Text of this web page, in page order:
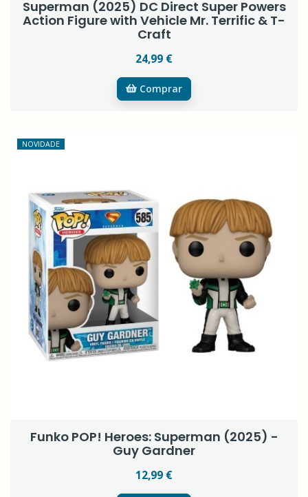
Superman (2025) DC Direct Super Powers
Action Figure with Vehicle Mr. Terrific & T-
Craft
24,99 €
Comprar
NOVIDADE
Funko POP! Heroes: Superman (2025) -
Guy Gardner
12,99 €